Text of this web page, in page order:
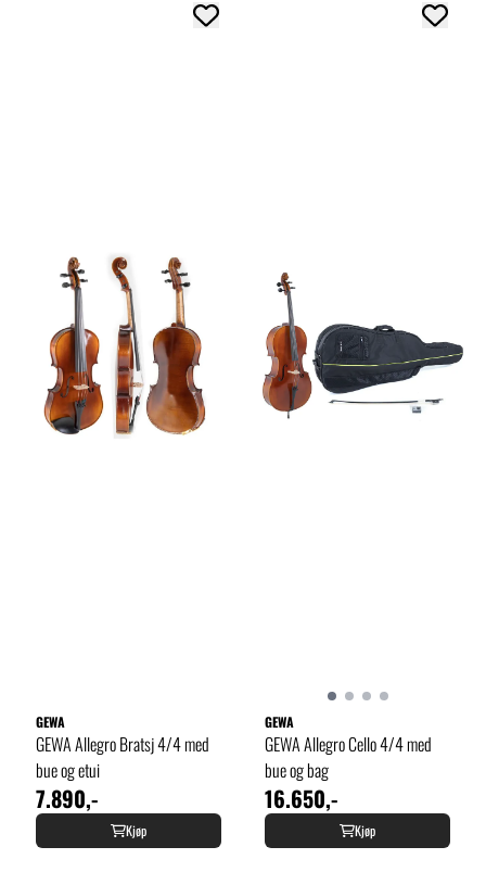
GEWA
GEWA Allegro Bratsj 4/4 med
bue og etui
7.890,-
Kjøp
GEWA
GEWA Allegro Cello 4/4 med
bue og bag
16.650,-
Kjøp